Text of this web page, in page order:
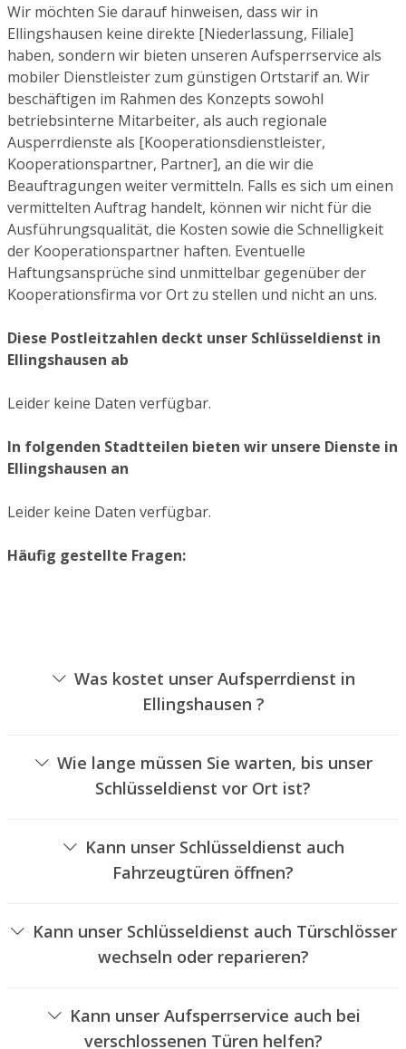
Wir möchten Sie darauf hinweisen, dass wir in
Ellingshausen keine direkte [Niederlassung, Filiale]
haben, sondern wir bieten unseren Aufsperrservice als
mobiler Dienstleister zum günstigen Ortstarif an. Wir
beschäftigen im Rahmen des Konzepts sowohl
betriebsinterne Mitarbeiter, als auch regionale
Ausperrdienste als [Kooperationsdienstleister,
Kooperationspartner, Partner], an die wir die
Beauftragungen weiter vermitteln. Falls es sich um einen
vermittelten Auftrag handelt, können wir nicht für die
Ausführungsqualität, die Kosten sowie die Schnelligkeit
der Kooperationspartner haften. Eventuelle
Haftungsansprüche sind unmittelbar gegenüber der
Kooperationsfirma vor Ort zu stellen und nicht an uns.
Diese Postleitzahlen deckt unser Schlüsseldienst in
Ellingshausen ab
Leider keine Daten verfügbar.
In folgenden Stadtteilen bieten wir unsere Dienste in
Ellingshausen an
Leider keine Daten verfügbar.
Häufig gestellte Fragen:
Was kostet unser Aufsperrdienst in
Ellingshausen ?
verschiedenen Faktoren ab, wie beispielsweise der Art
des Zylinders, der Dauer der Arbeiten und eventuell
anfallenden Anfahrtskosten. Wir bieten unseren Kunden
Wie lange müssen Sie warten, bis unser
Schlüsseldienst vor Ort ist?
innerhalb von 30 Minuten vor Ort. Die tatsächliche
Wartezeit hängt von der Entfernung des Einsatzortes zu
unserem Unternehmen und den gegebenen
Kann unser Schlüsseldienst auch
Fahrzeugtüren öffnen?
Kann unser Schlüsseldienst auch Türschlösser
wechseln oder reparieren?
Türschlössern an.
Kann unser Aufsperrservice auch bei
verschlossenen Türen helfen?